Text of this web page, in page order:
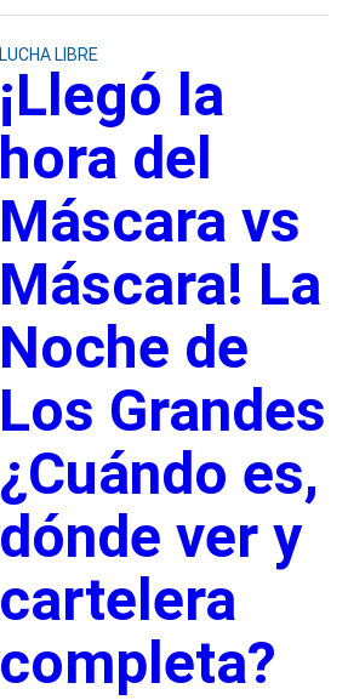
LUCHA LIBRE
¡Llegó la
hora del
Máscara vs
Máscara! La
Noche de
Los Grandes
¿Cuándo es,
dónde ver y
cartelera
completa?